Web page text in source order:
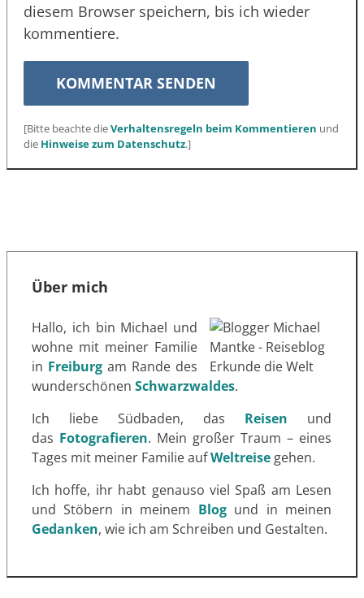
diesem Browser speichern, bis ich wieder
kommentiere.
[Bitte beachte dieVerhaltensregeln beim Kommentieren und
die Hinweise zum Datenschutz.]
Über mich
Hallo, ich bin Michael und
wohne mit meiner Familie
in Freiburg am Rande des
wunderschönen Schwarzwaldes.
Ich liebe Südbaden, das Reisen und
das Fotografieren. Mein großer Traum – eines
Tages mit meiner Familie aufWeltreise gehen.
Ich hoffe, ihr habt genauso viel Spaß am Lesen
und Stöbern in meinem Blog und in meinen
Gedanken, wie ich am Schreiben und Gestalten.